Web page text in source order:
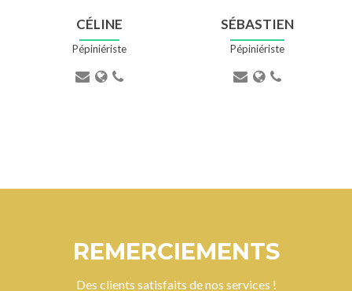
CÉLINE
Pépiniériste
SÉBASTIEN
Pépiniériste
REMERCIEMENTS
Des clients satisfaits de nos services !